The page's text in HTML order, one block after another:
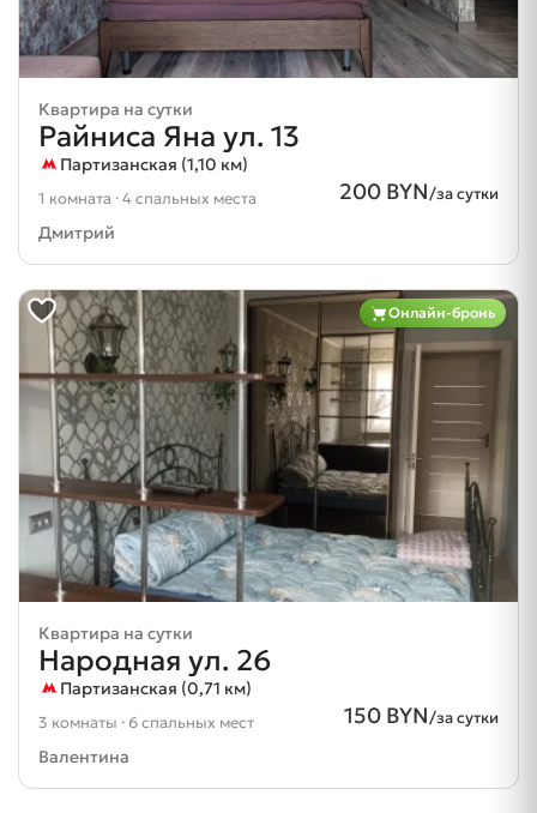
Квартира на сутки
Райниса Яна ул. 13
Партизанская (1,10 км)
200 BYN/за сутки
1 комната · 4 спальных места
Дмитрий
Онлайн-бронь
Квартира на сутки
Народная ул. 26
Партизанская (0,71 км)
150 BYN/за сутки
3 комнаты · 6 спальных мест
Валентина